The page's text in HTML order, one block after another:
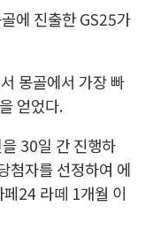
에 진출한 GS25가
몽골에서 가장 빠
얻었다.
30일 간 진행하
첨자를 선정하여 에
24 라떼 1개월 이